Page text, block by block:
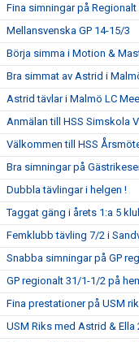
Fina simningar på Regionalt
Mellansvenska GP 14-15/3
Börja simma i Motion &
Bra simmat av Astrid i
Astrid tävlar i Malmö LC
Anmälan till HSS Simskola
Välkommen till HSS
Bra simningar på
Dubbla tävlingar i helgen !
Taggat gäng i årets 1:a 5
Femklubb tävling 7/2 i
Snabba simningar på GP
GP regionalt 31/1-1/2 på
Fina prestationer på USM
USM Riks med Astrid & Ella